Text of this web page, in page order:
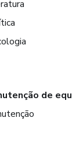
de